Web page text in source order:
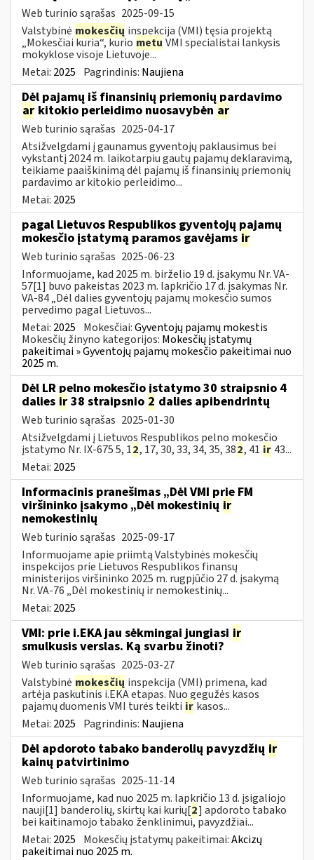
Web turinio sąrašas 2025-09-15
Valstybinė mokesčių inspekcija (VMI) tęsia projektą
„Mokesčiai kuria“, kurio metu VMI specialistai lankysis
mokyklose visoje Lietuvoje...
Metai: 2025 Pagrindinis: Naujiena
Dėl pajamų iš finansinių priemonių pardavimo
ar kitokio perleidimo nuosavybėn ar
Web turinio sąrašas 2025-04-17
Atsižvelgdami į gaunamus gyventojų paklausimus bei
vykstantį 2024 m. laikotarpiu gautų pajamų deklaravimą,
teikiame paaiškinimą dėl pajamų iš finansinių priemonių
pardavimo ar kitokio perleidimo...
Metai: 2025
pagal Lietuvos Respublikos gyventojų pajamų
mokesčio įstatymą paramos gavėjams ir
Web turinio sąrašas 2025-06-23
Informuojame, kad 2025 m. birželio 19 d. įsakymu Nr. VA-
57[1] buvo pakeistas 2023 m. lapkričio 17 d. įsakymas Nr.
VA-84 „Dėl dalies gyventojų pajamų mokesčio sumos
pervedimo pagal Lietuvos...
Metai: 2025 Mokesčiai:Gyventojų pajamų mokestis
Mokesčių žinyno kategorijos: Mokesčių įstatymų
pakeitimai » Gyventojų pajamų mokesčio pakeitimai nuo
2025 m.
Dėl LR pelno mokesčio įstatymo 30 straipsnio 4
dalies ir 38 straipsnio 2 dalies apibendrintų
Web turinio sąrašas 2025-01-30
Atsižvelgdami į Lietuvos Respublikos pelno mokesčio
įstatymo Nr. IX-675 5, 12, 17, 30, 33, 34, 35, 382, 41 ir 43...
Metai: 2025
Informacinis pranešimas „Dėl VMI prie FM
viršininko įsakymo „Dėl mokestinių ir
nemokestinių
Web turinio sąrašas 2025-09-17
Informuojame apie priimtą Valstybinės mokesčių
inspekcijos prie Lietuvos Respublikos finansų
ministerijos viršininko 2025 m. rugpjūčio 27 d. įsakymą
Nr. VA-76 „Dėl mokestinių ir nemokestinių...
Metai: 2025
VMI: prie i.EKA jau sėkmingai jungiasi ir
smulkusis verslas. Ką svarbu žinoti?
Web turinio sąrašas 2025-03-27
Valstybinė mokesčių inspekcija (VMI) primena, kad
artėja paskutinis i.EKA etapas. Nuo gegužės kasos
pajamų duomenis VMI turės teikti ir kasos...
Metai: 2025 Pagrindinis: Naujiena
Dėl apdoroto tabako banderolių pavyzdžių ir
kainų patvirtinimo
Web turinio sąrašas 2025-11-14
Informuojame, kad nuo 2025 m. lapkričio 13 d. įsigaliojo
nauji[1] banderolių, skirtų kai kurių[2] apdoroto tabako
bei kaitinamojo tabako ženklinimui, pavyzdžiai...
Metai: 2025 Mokesčių įstatymų pakeitimai:Akcizų
pakeitimai nuo 2025 m.